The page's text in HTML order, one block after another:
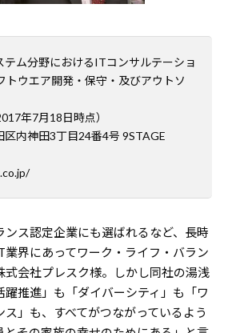
テム分野におけるITコンサルテーショ
トウエア開発・保守・及びアウトソ
年7月18日時点）
区内神田3丁目24番4号 9STAGE
ンス認定企業にも選ばれるなど、長時
界にあってワーク・ライフ・バラン
式会社プレスク様。しかし同社の湯浅
推進」も「ダイバーシティ」も「ワ
」も、すべてがつながっているよう